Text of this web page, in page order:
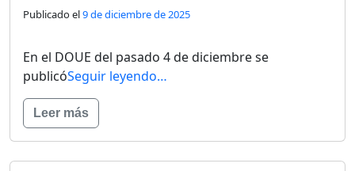
Publicado el9 de diciembre de 2025
En el DOUE del pasado 4 de diciembre se
publicóSeguir leyendo…
Leer más